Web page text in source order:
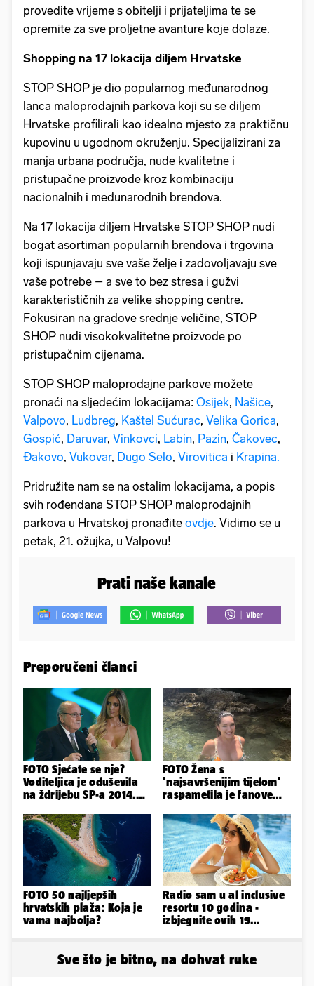
provedite vrijeme s obitelji i prijateljima te se
opremite za sve proljetne avanture koje dolaze.
Shopping na 17 lokacija diljem Hrvatske
STOP SHOP je dio popularnog međunarodnog
lanca maloprodajnih parkova koji su se diljem
Hrvatske profilirali kao idealno mjesto za praktičnu
kupovinu u ugodnom okruženju. Specijalizirani za
manja urbana područja, nude kvalitetne i
pristupačne proizvode kroz kombinaciju
nacionalnih i međunarodnih brendova.
Na 17 lokacija diljem Hrvatske STOP SHOP nudi
bogat asortiman popularnih brendova i trgovina
koji ispunjavaju sve vaše želje i zadovoljavaju sve
vaše potrebe – a sve to bez stresa i gužvi
karakterističnih za velike shopping centre.
Fokusiran na gradove srednje veličine, STOP
SHOP nudi visokokvalitetne proizvode po
pristupačnim cijenama.
STOP SHOP maloprodajne parkove možete
pronaći na sljedećim lokacijama: Osijek, Našice,
Valpovo, Ludbreg, Kaštel Sućurac, Velika Gorica,
Gospić, Daruvar, Vinkovci, Labin, Pazin, Čakovec,
Đakovo, Vukovar, Dugo Selo, Virovitica i Krapina.
Pridružite nam se na ostalim lokacijama, a popis
svih rođendana STOP SHOP maloprodajnih
parkova u Hrvatskoj pronađite ovdje. Vidimo se u
petak, 21. ožujka, u Valpovu!
Prati naše kanale
Preporučeni članci
FOTO Sjećate se nje?
Voditeljica je oduševila
na ždrijebu SP-a 2014.
FOTO Žena s
'najsavršenijim tijelom'
raspametila je fanove
plićaka
FOTO 50 najljepših
hrvatskih plaža: Koja je
vama najbolja?
Radio sam u al inclusive
resortu 10 godina -
izbjegnite ovih 19
Sve što je bitno, na dohvat ruke